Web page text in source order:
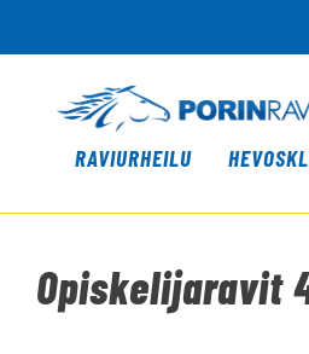
RAVIURHEILU
Opiskelijaravit